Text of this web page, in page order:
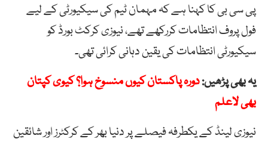
پی سی بی کا کہنا ہے کہ مہمان ٹیم کی سیکیورٹی کے لیے
فول پروف انتظامات کررکھے تھے، نیوزی کرکٹ بورڈ کو
سیکیورٹی انتظامات کی یقین دہانی کرائی تھی۔
یہ بھی پڑھیں:دورہ پاکستان کیوں منسوخ ہوا؟ کیوی کپتان
بھی لاعلم
نیوزی لینڈ کے یکطرفہ فیصلے پر دنیا بھر کے کرکٹرز اور شائقین